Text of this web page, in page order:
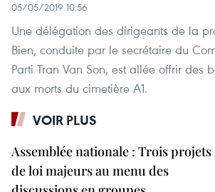
05/05/2019 10:56
Une délégation des dirigeants de la
Bien, conduite par le secrétaire du
Parti Tran Van Son, est allée offrir des
aux morts du cimetière A1.
VOIR PLUS
Assemblée nationale : Trois projets
de loi majeurs au menu des